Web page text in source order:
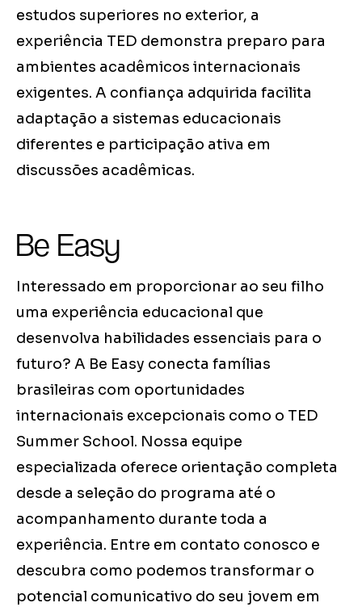
estudos superiores no exterior, a
experiência TED demonstra preparo para
ambientes acadêmicos internacionais
exigentes. A confiança adquirida facilita
adaptação a sistemas educacionais
diferentes e participação ativa em
discussões acadêmicas.
Be Easy
Interessado em proporcionar ao seu filho
uma experiência educacional que
desenvolva habilidades essenciais para o
futuro? A Be Easy conecta famílias
brasileiras com oportunidades
internacionais excepcionais como o TED
Summer School. Nossa equipe
especializada oferece orientação completa
desde a seleção do programa até o
acompanhamento durante toda a
experiência. Entre em contato conosco e
descubra como podemos transformar o
potencial comunicativo do seu jovem em